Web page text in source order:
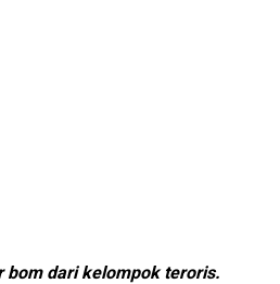
bom dari kelompok teroris.